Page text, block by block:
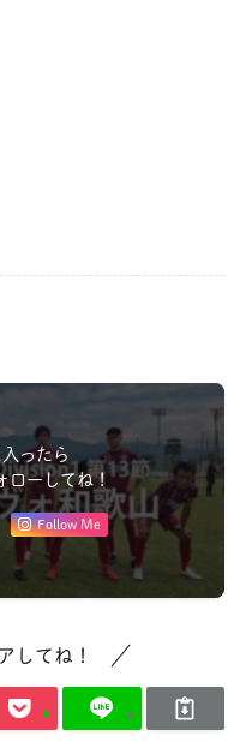
ったら
ローしてね！
Follow Me
してね！